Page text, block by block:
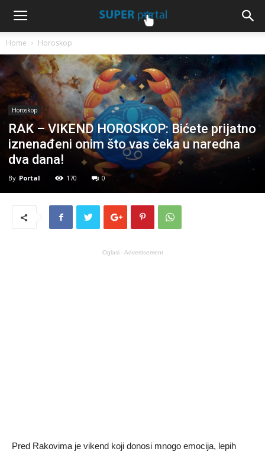
Home Horoskop
Horoskop
RAK – VIKEND HOROSKOP: Bićete prijatno
iznenađeni onim što vas čeka u naredna
dva dana!
By Portal 170 0
Oglasi - Advertisement
Pred Rakovima je vikend koji donosi mnogo emocija, lepih